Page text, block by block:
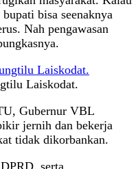
bisa seenaknya
Nah pengawasan
Laiskodat.
Gubernur VBL
jernih dan bekerja
tidak dikorbankan.
serta